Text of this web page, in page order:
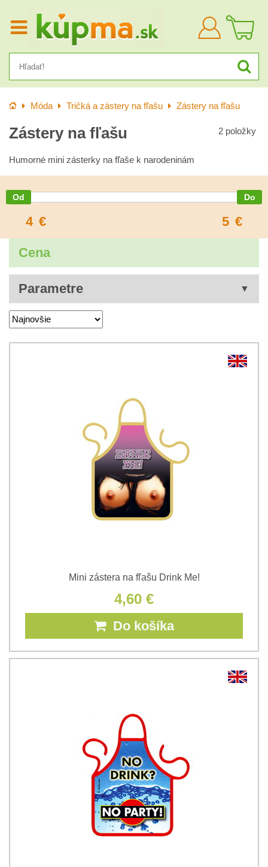
Prihlásiť
sa
Úvod Móda Tričká a zástery na fľašu Zástery na fľašu
Zástery na fľašu 2 položky
Humorné mini zásterky na fľaše k narodeninám
4 € 5 €
Cena
Parametre
Mini zástera na fľašu Drink Me!
4,60 €
Do košíka